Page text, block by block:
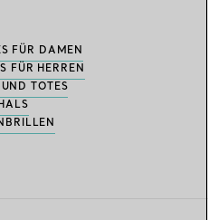
FÜR DAMEN
FÜR HERREN
TOTES